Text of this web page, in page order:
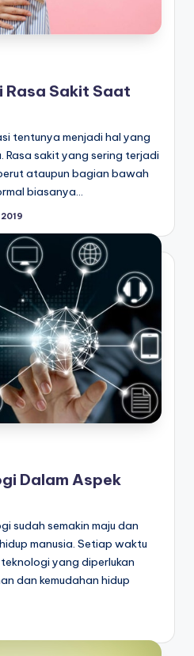
Rasa Sakit Saat
tentunya menjadi hal yang
Rasa sakit yang sering terjadi
ataupun bagian bawah
biasanya…
Dalam Aspek
sudah semakin maju dan
manusia. Setiap waktu
yang diperlukan
dan kemudahan hidup